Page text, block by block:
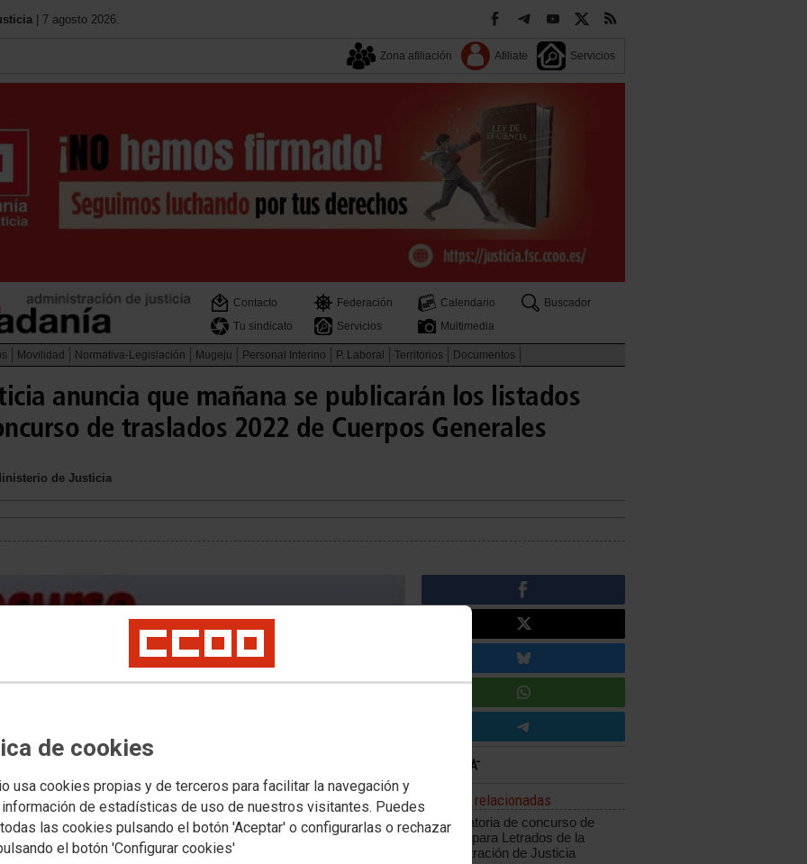
de cookies
usa cookies propias y de terceros para facilitar la navegación y
de estadísticas de uso de nuestros visitantes. Puedes
las cookies pulsando el botón 'Aceptar' o configurarlas o rechazar
el botón 'Configurar cookies'
| 7 agosto 2026.
Zona afiliación Afiliate Servicios
Contacto Federación Calendario
Buscador
Tu sindicato
Servicios Multimedia
Movilidad Normativa-Legislación Mugeju Personal Interino P. Laboral Territorios Documentos
anuncia que mañana se publicarán los listados
de traslados 2022 de Cuerpos Generales
de Justicia
el listado con la valoración provisional de méritos del concurso de
del Personal de la Administración de Justicia
Noticias relacionadas
Convocatoria de concurso de
traslado para Letrados de la
Administración de Justicia